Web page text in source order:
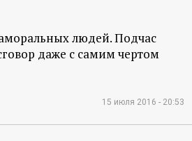
людей. Подчас
даже с самим чертом
15 июля 2016 - 20:53